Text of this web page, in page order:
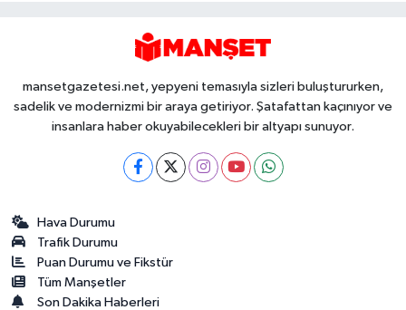
mansetgazetesi.net, yepyeni temasıyla sizleri buluştururken,
sadelik ve modernizmi bir araya getiriyor. Şatafattan kaçınıyor ve
insanlara haber okuyabilecekleri bir altyapı sunuyor.
Hava Durumu
Trafik Durumu
Puan Durumu ve Fikstür
Tüm Manşetler
Son Dakika Haberleri